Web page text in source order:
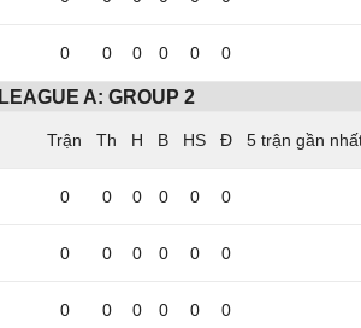
0 0 0 0 0 0
LEAGUE A: GROUP 2
5 trận gần
0 0 0 0 0 0
0 0 0 0 0 0
0 0 0 0 0 0